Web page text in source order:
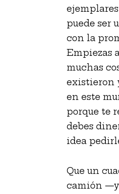
puede ser
con la
Empiezas
muchas
existieron
en este
porque te
debes
idea
Que un
camión —y